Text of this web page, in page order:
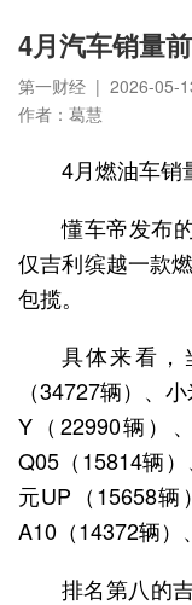
4月汽车销量
第一财经 | 2026-05-
作者：葛慧
4月燃油车销
懂车帝发布
仅吉利缤越一款
包揽。
具体来看，
（34727辆）、
Y（22990辆）
Q05（15814辆
元UP（15658
A10（14372辆）
排名第八的